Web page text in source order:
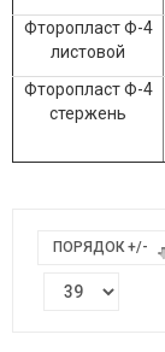
Фторопласт Ф-4
листовой
Фторопласт Ф-4
стержень
ПОРЯДОК +/-